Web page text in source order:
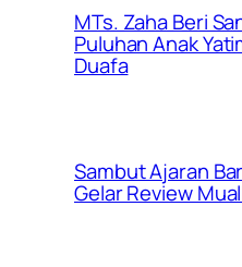
MTs. Zaha Beri
Puluhan Anak
Duafa
Sambut Ajaran
Gelar Review